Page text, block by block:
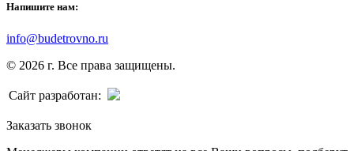
Напишите нам:
info@budetrovno.ru
© 2026 г. Все права защищены.
Сайт разработан:
Заказать звонок